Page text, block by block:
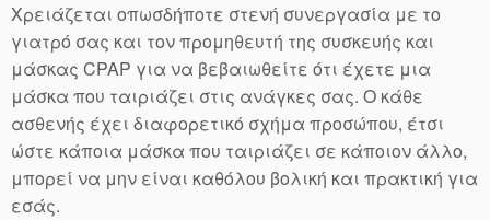
Χρειάζεται οπωσδήποτε στενή συνεργασία με το
γιατρό σας και τον προμηθευτή της συσκευής και
μάσκας CPAP για να βεβαιωθείτε ότι έχετε μια
μάσκα που ταιριάζει στις ανάγκες σας. Ο κάθε
ασθενής έχει διαφορετικό σχήμα προσώπου, έτσι
ώστε κάποια μάσκα που ταιριάζει σε κάποιον άλλο,
μπορεί να μην είναι καθόλου βολική και πρακτική για
εσάς.